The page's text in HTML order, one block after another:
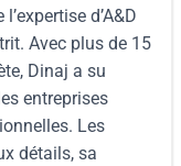
d’A&D
Avec plus de 15
Dinaj a su
entreprises
Les
détails, sa